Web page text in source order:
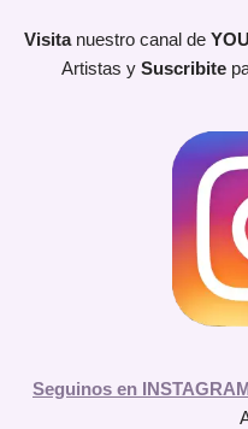
Visita nuestro canal de
Artistas y Suscribite
Seguinos en